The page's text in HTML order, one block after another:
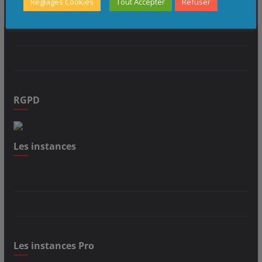
RGPD
Les instances
Les instances Pro